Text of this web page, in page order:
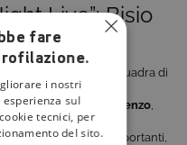
Live”: Bisio
comici
a guidare la squadra di
dello showman
comici:Francesco Arienzo
Marchioro,Mary
ma non meno importanti,
fare
i nostri
sul
tecnici, per
del sito.